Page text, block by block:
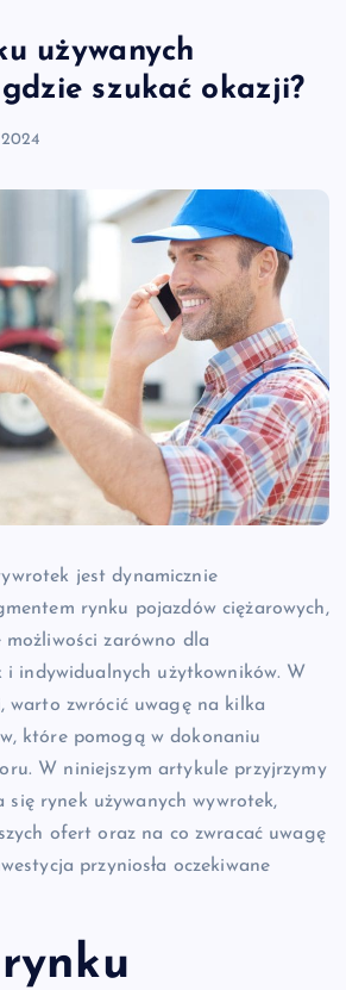
używanych
szukać okazji?
jest dynamicznie
rynku pojazdów ciężarowych,
zarówno dla
i indywidualnych użytkowników. W
warto zwrócić uwagę na kilka
które pomogą w dokonaniu
W niniejszym artykule przyjrzymy
się rynek używanych wywrotek,
ofert oraz na co zwracać uwagę
przyniosła oczekiwane